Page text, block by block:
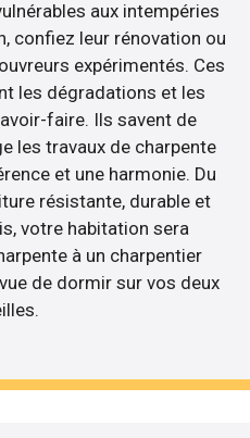
aux intempéries
confiez leur rénovation ou
expérimentés. Ces
les dégradations et les
faire. Ils savent de
les travaux de charpente
et une harmonie. Du
résistante, durable et
votre habitation sera
à un charpentier
de dormir sur vos deux